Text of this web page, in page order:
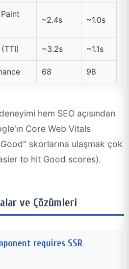
~2.4s ~1.0s
~3.2s ~1.1s
68 98
hem SEO açısından
Core Web Vitals
skorlarına ulaşmak çok
to hit Good scores).
ve Çözümleri
requires SSR